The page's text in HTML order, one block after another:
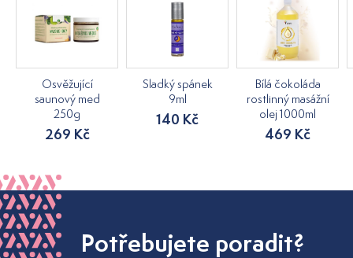
Osvěžující
saunový med
250g
269 Kč
Sladký spánek
9ml
140 Kč
Bílá čokoláda
rostlinný masážní
olej 1000ml
469 Kč
Potřebujete poradit?